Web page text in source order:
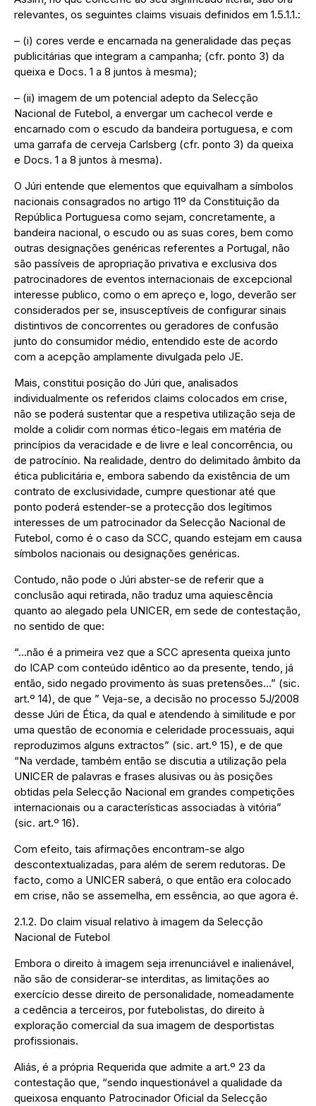
relevantes, os seguintes claims visuais definidos em 1.5.1.1.:
– (i) cores verde e encarnada na generalidade das peças
publicitárias que integram a campanha; (cfr. ponto 3) da
queixa e Docs. 1 a 8 juntos à mesma);
– (ii) imagem de um potencial adepto da Selecção
Nacional de Futebol, a envergar um cachecol verde e
encarnado com o escudo da bandeira portuguesa, e com
uma garrafa de cerveja Carlsberg (cfr. ponto 3) da queixa
e Docs. 1 a 8 juntos à mesma).
O Júri entende que elementos que equivalham a símbolos
nacionais consagrados no artigo 11º da Constituição da
República Portuguesa como sejam, concretamente, a
bandeira nacional, o escudo ou as suas cores, bem como
outras designações genéricas referentes a Portugal, não
são passíveis de apropriação privativa e exclusiva dos
patrocinadores de eventos internacionais de excepcional
interesse publico, como o em apreço e, logo, deverão ser
considerados per se, insusceptíveis de configurar sinais
distintivos de concorrentes ou geradores de confusão
junto do consumidor médio, entendido este de acordo
com a acepção amplamente divulgada pelo JE.
Mais, constitui posição do Júri que, analisados
individualmente os referidos claims colocados em crise,
não se poderá sustentar que a respetiva utilização seja de
molde a colidir com normas ético-legais em matéria de
princípios da veracidade e de livre e leal concorrência, ou
de patrocínio. Na realidade, dentro do delimitado âmbito da
ética publicitária e, embora sabendo da existência de um
contrato de exclusividade, cumpre questionar até que
ponto poderá estender-se a protecção dos legítimos
interesses de um patrocinador da Selecção Nacional de
Futebol, como é o caso da SCC, quando estejam em causa
símbolos nacionais ou designações genéricas.
Contudo, não pode o Júri abster-se de referir que a
conclusão aqui retirada, não traduz uma aquiescência
quanto ao alegado pela UNICER, em sede de contestação,
no sentido de que:
“…não é a primeira vez que a SCC apresenta queixa junto
do ICAP com conteúdo idêntico ao da presente, tendo, já
então, sido negado provimento às suas pretensões…” (sic.
art.º 14), de que ” Veja-se, a decisão no processo 5J/2008
desse Júri de Ética, da qual e atendendo à similitude e por
uma questão de economia e celeridade processuais, aqui
reproduzimos alguns extractos” (sic. art.º 15), e de que
“Na verdade, também então se discutia a utilização pela
UNICER de palavras e frases alusivas ou às posições
obtidas pela Selecção Nacional em grandes competições
internacionais ou a características associadas à vitória”
(sic. art.º 16).
Com efeito, tais afirmações encontram-se algo
descontextualizadas, para além de serem redutoras. De
facto, como a UNICER saberá, o que então era colocado
em crise, não se assemelha, em essência, ao que agora é.
2.1.2. Do claim visual relativo à imagem da Selecção
Nacional de Futebol
Embora o direito à imagem seja irrenunciável e inalienável,
não são de considerar-se interditas, as limitações ao
exercício desse direito de personalidade, nomeadamente
a cedência a terceiros, por futebolistas, do direito à
exploração comercial da sua imagem de desportistas
profissionais.
Aliás, é a própria Requerida que admite a art.º 23 da
contestação que, “sendo inquestionável a qualidade da
queixosa enquanto Patrocinador Oficial da Selecção